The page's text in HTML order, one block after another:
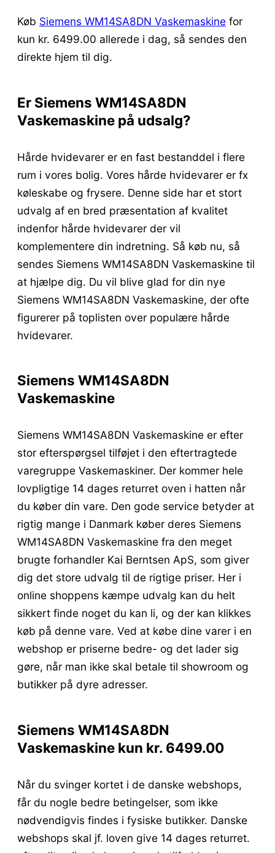
Køb Siemens WM14SA8DN Vaskemaskine for
kun kr. 6499.00 allerede i dag, så sendes den
direkte hjem til dig.
Er Siemens WM14SA8DN
Vaskemaskine på udsalg?
Hårde hvidevarer er en fast bestanddel i flere
rum i vores bolig. Vores hårde hvidevarer er fx
køleskabe og frysere. Denne side har et stort
udvalg af en bred præsentation af kvalitet
indenfor hårde hvidevarer der vil
komplementere din indretning. Så køb nu, så
sendes Siemens WM14SA8DN Vaskemaskine til
at hjælpe dig. Du vil blive glad for din nye
Siemens WM14SA8DN Vaskemaskine, der ofte
figurerer på toplisten over populære hårde
hvidevarer.
Siemens WM14SA8DN
Vaskemaskine
Siemens WM14SA8DN Vaskemaskine er efter
stor efterspørgsel tilføjet i den eftertragtede
varegruppe Vaskemaskiner. Der kommer hele
lovpligtige 14 dages returret oven i hatten når
du køber din vare. Den gode service betyder at
rigtig mange i Danmark køber deres Siemens
WM14SA8DN Vaskemaskine fra den meget
brugte forhandler Kai Berntsen ApS, som giver
dig det store udvalg til de rigtige priser. Her i
online shoppens kæmpe udvalg kan du helt
sikkert finde noget du kan li, og der kan klikkes
køb på denne vare. Ved at købe dine varer i en
webshop er priserne bedre- og det lader sig
gøre, når man ikke skal betale til showroom og
butikker på dyre adresser.
Siemens WM14SA8DN
Vaskemaskine kun kr. 6499.00
Når du svinger kortet i de danske webshops,
får du nogle bedre betingelser, som ikke
nødvendigvis findes i fysiske butikker. Danske
webshops skal jf. loven give 14 dages returret.